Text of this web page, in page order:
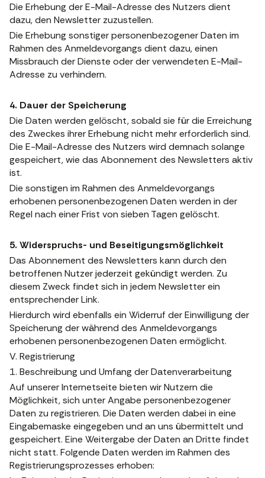
Die Erhebung der E-Mail-Adresse des Nutzers dient
dazu, den Newsletter zuzustellen.
Die Erhebung sonstiger personenbezogener Daten im
Rahmen des Anmeldevorgangs dient dazu, einen
Missbrauch der Dienste oder der verwendeten E-Mail-
Adresse zu verhindern.
4. Dauer der Speicherung
Die Daten werden gelöscht, sobald sie für die Erreichung
des Zweckes ihrer Erhebung nicht mehr erforderlich sind.
Die E-Mail-Adresse des Nutzers wird demnach solange
gespeichert, wie das Abonnement des Newsletters aktiv
ist.
Die sonstigen im Rahmen des Anmeldevorgangs
erhobenen personenbezogenen Daten werden in der
Regel nach einer Frist von sieben Tagen gelöscht.
5. Widerspruchs- und Beseitigungsmöglichkeit
Das Abonnement des Newsletters kann durch den
betroffenen Nutzer jederzeit gekündigt werden. Zu
diesem Zweck findet sich in jedem Newsletter ein
entsprechender Link.
Hierdurch wird ebenfalls ein Widerruf der Einwilligung der
Speicherung der während des Anmeldevorgangs
erhobenen personenbezogenen Daten ermöglicht.
V. Registrierung
1. Beschreibung und Umfang der Datenverarbeitung
Auf unserer Internetseite bieten wir Nutzern die
Möglichkeit, sich unter Angabe personenbezogener
Daten zu registrieren. Die Daten werden dabei in eine
Eingabemaske eingegeben und an uns übermittelt und
gespeichert. Eine Weitergabe der Daten an Dritte findet
nicht statt. Folgende Daten werden im Rahmen des
Registrierungsprozesses erhoben: